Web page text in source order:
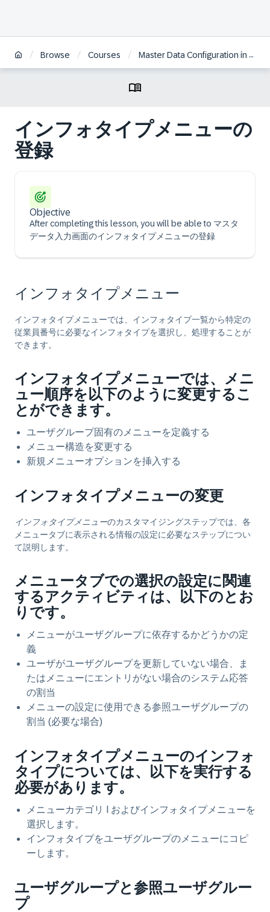
/ Browse / Courses / Master Data Configuration in SAP HCM for S/4HANA | JA
インフォタイプメニューの
登録
Objective
After completing this lesson, you will be able to マスタ
データ入力画面のインフォタイプメニューの登録
インフォタイプメニュー
インフォタイプメニューでは、インフォタイプ一覧から特定の
従業員番号に必要なインフォタイプを選択し、処理することが
できます。
インフォタイプメニューでは、メニ
ュー順序を以下のように変更するこ
とができます。
ユーザグループ固有のメニューを定義する
メニュー構造を変更する
新規メニューオプションを挿入する
インフォタイプメニューの変更
インフォタイプメニューのカスタマイジングステップでは、各
メニュータブに表示される情報の設定に必要なステップについ
て説明します。
メニュータブでの選択の設定に関連
するアクティビティは、以下のとお
りです。
メニューがユーザグループに依存するかどうかの定
義
ユーザがユーザグループを更新していない場合、ま
たはメニューにエントリがない場合のシステム応答
の割当
メニューの設定に使用できる参照ユーザグループの
割当 (必要な場合)
インフォタイプメニューのインフォ
タイプについては、以下を実行する
必要があります。
メニューカテゴリ I およびインフォタイプメニューを
選択します。
インフォタイプをユーザグループのメニューにコピ
ーします。
ユーザグループと参照ユーザグルー
プ